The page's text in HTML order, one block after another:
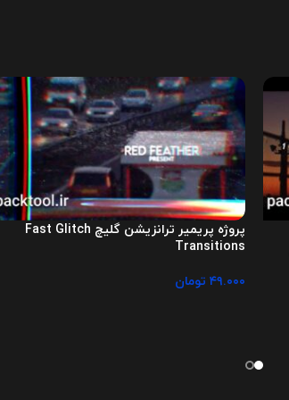
پروژه پریمیر ترانزیشن گلیچ Fast Glitch
Transitions
۴۹.۰۰۰ تومان